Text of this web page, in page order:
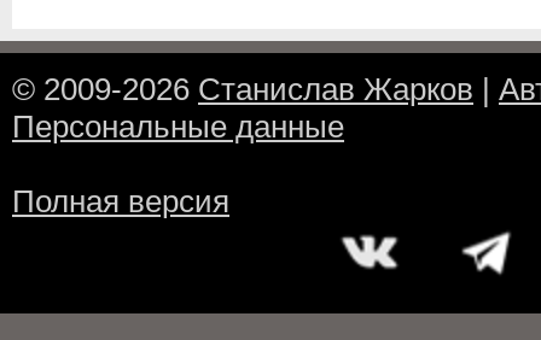
© 2009-2026 Станислав Жарков |
Персональные данные
Полная версия